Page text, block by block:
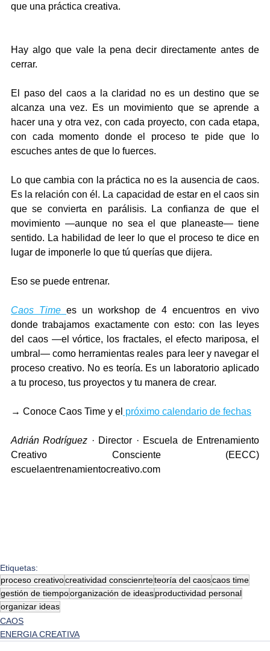
que una práctica creativa.
Hay algo que vale la pena decir directamente antes de
cerrar.
El paso del caos a la claridad no es un destino que se
alcanza una vez. Es un movimiento que se aprende a
hacer una y otra vez, con cada proyecto, con cada etapa,
con cada momento donde el proceso te pide que lo
escuches antes de que lo fuerces.
Lo que cambia con la práctica no es la ausencia de caos.
Es la relación con él. La capacidad de estar en el caos sin
que se convierta en parálisis. La confianza de que el
movimiento —aunque no sea el que planeaste— tiene
sentido. La habilidad de leer lo que el proceso te dice en
lugar de imponerle lo que tú querías que dijera.
Eso se puede entrenar.
Caos Time es un workshop de 4 encuentros en vivo
donde trabajamos exactamente con esto: con las leyes
del caos —el vórtice, los fractales, el efecto mariposa, el
umbral— como herramientas reales para leer y navegar el
proceso creativo. No es teoría. Es un laboratorio aplicado
a tu proceso, tus proyectos y tu manera de crear.
→ Conoce Caos Time y el próximo calendario de fechas
Adrián Rodríguez · Director · Escuela de Entrenamiento
escuelaentrenamientocreativo.com
Etiquetas:
proceso creativocreatividad conscienrteteoría del caoscaos time
gestión de tiempoorganización de ideasproductividad personal
organizar ideas
CAOS
ENERGIA CREATIVA